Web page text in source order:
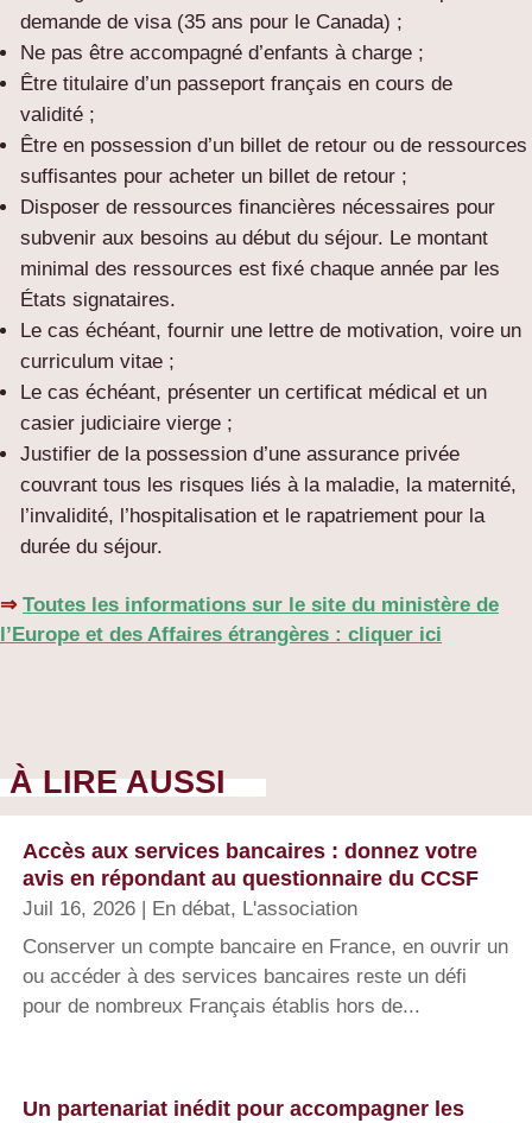
demande de visa (35 ans pour le Canada) ;
Ne pas être accompagné d’enfants à charge ;
Être titulaire d’un passeport français en cours de
validité ;
Être en possession d’un billet de retour ou de ressources
suffisantes pour acheter un billet de retour ;
Disposer de ressources financières nécessaires pour
subvenir aux besoins au début du séjour. Le montant
minimal des ressources est fixé chaque année par les
États signataires.
Le cas échéant, fournir une lettre de motivation, voire un
curriculum vitae ;
Le cas échéant, présenter un certificat médical et un
casier judiciaire vierge ;
Justifier de la possession d’une assurance privée
couvrant tous les risques liés à la maladie, la maternité,
l’invalidité, l’hospitalisation et le rapatriement pour la
durée du séjour.
⇒ Toutes les informations sur le site du ministère de
l’Europe et des Affaires étrangères : cliquer ici
À LIRE AUSSI
Accès aux services bancaires : donnez votre
avis en répondant au questionnaire du CCSF
Juil 16, 2026 En débat, L'association
Conserver un compte bancaire en France, en ouvrir un
ou accéder à des services bancaires reste un défi
pour de nombreux Français établis hors de...
Un partenariat inédit pour accompagner les